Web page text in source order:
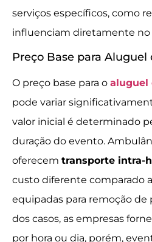
serviços específicos, como
influenciam diretamente no
Preço Base para
O preço base para o aluguel
pode variar
valor inicial é determinado
duração do evento.
oferecem transporte intra-
custo diferente comparado
equipadas para remoção de
dos casos, as empresas
por hora ou dia, porém,